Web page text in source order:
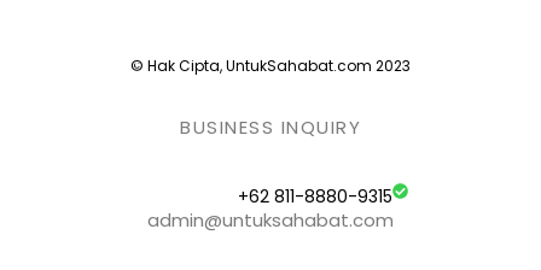
© Hak Cipta, UntukSahabat.com 2023
BUSINESS INQUIRY
+62 811-8880-9315
admin@untuksahabat.com